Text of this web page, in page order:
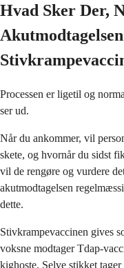
Hvad Sker Der,
Processen er ligetil og
ser ud.
Når du ankommer, vil
skete, og hvornår du sidst
vil de rengøre og vurdere
akutmodtagelsen
dette.
Stivkrampevaccinen gives
voksne modtager Tdap-
kighoste. Selve stikket